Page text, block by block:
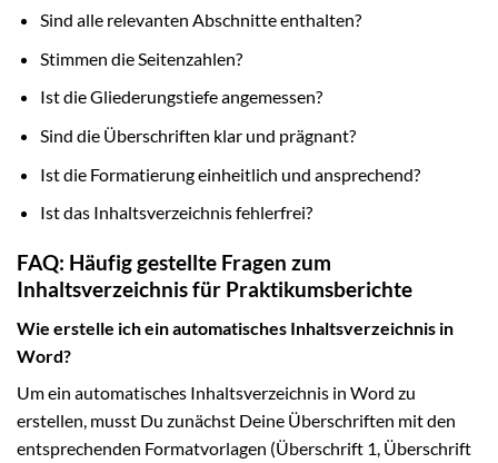
Sind alle relevanten Abschnitte enthalten?
Stimmen die Seitenzahlen?
Ist die Gliederungstiefe angemessen?
Sind die Überschriften klar und prägnant?
Ist die Formatierung einheitlich und ansprechend?
Ist das Inhaltsverzeichnis fehlerfrei?
FAQ: Häufig gestellte Fragen zum
Inhaltsverzeichnis für Praktikumsberichte
Wie erstelle ich ein automatisches Inhaltsverzeichnis in
Word?
Um ein automatisches Inhaltsverzeichnis in Word zu
erstellen, musst Du zunächst Deine Überschriften mit den
entsprechenden Formatvorlagen (Überschrift 1, Überschrift